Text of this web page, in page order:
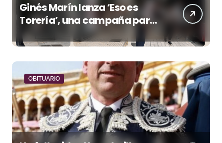
Ginés Marín lanza ‘Eso es
Torería’, una campaña para
reivindicar los valores del
toreo más allá del ruedo
OBITUARIO